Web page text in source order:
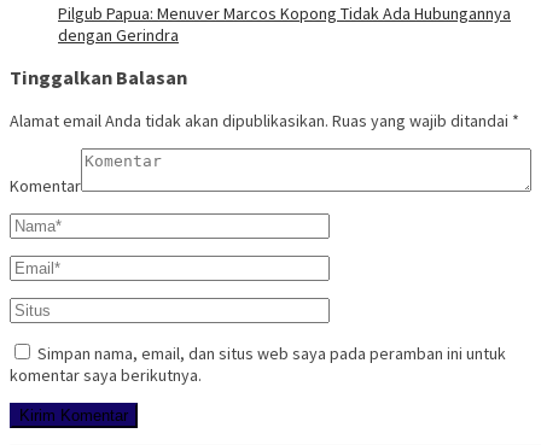
Pilgub Papua: Menuver Marcos Kopong Tidak Ada Hubungannya
dengan Gerindra
Tinggalkan Balasan
Alamat email Anda tidak akan dipublikasikan. Ruas yang wajib ditandai *
Komentar
Simpan nama, email, dan situs web saya pada peramban ini untuk
komentar saya berikutnya.